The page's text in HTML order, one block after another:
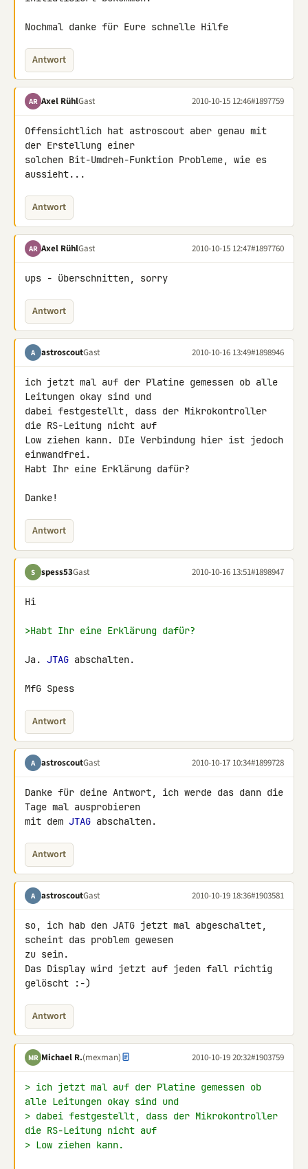
Nochmal danke für Eure schnelle Hilfe
Antwort
AR Axel RühlGast 2010-10-15 12:46#1897759
Offensichtlich hat astroscout aber genau mit
der Erstellung einer
solchen Bit-Umdreh-Funktion Probleme, wie es
aussieht...
Antwort
AR Axel RühlGast 2010-10-15 12:47#1897760
ups - überschnitten, sorry
Antwort
A astroscoutGast 2010-10-16 13:49#1898946
ich jetzt mal auf der Platine gemessen ob alle
Leitungen okay sind und
dabei festgestellt, dass der Mikrokontroller
die RS-Leitung nicht auf
Low ziehen kann. DIe Verbindung hier ist jedoch
einwandfrei.
Habt Ihr eine Erklärung dafür?
Danke!
Antwort
S spess53Gast 2010-10-16 13:51#1898947
Hi
>Habt Ihr eine Erklärung dafür?
Ja. JTAG abschalten.
MfG Spess
Antwort
A astroscoutGast 2010-10-17 10:34#1899728
Danke für deine Antwort, ich werde das dann die
Tage mal ausprobieren
mit dem JTAG abschalten.
Antwort
A astroscoutGast 2010-10-19 18:36#1903581
so, ich hab den JATG jetzt mal abgeschaltet,
scheint das problem gewesen
zu sein.
Das Display wird jetzt auf jeden fall richtig
gelöscht :-)
Antwort
MR Michael R.(mexman) 2010-10-19 20:32#1903759
> ich jetzt mal auf der Platine gemessen ob
alle Leitungen okay sind und
> dabei festgestellt, dass der Mikrokontroller
die RS-Leitung nicht auf
> Low ziehen kann.